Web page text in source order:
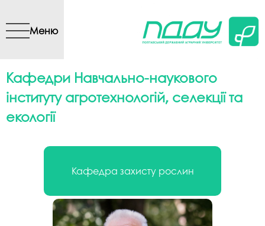
вмісту
Меню
Кафедри Навчально-наукового
інституту агротехнологій, селекції та
екології
Кафедра захисту рослин